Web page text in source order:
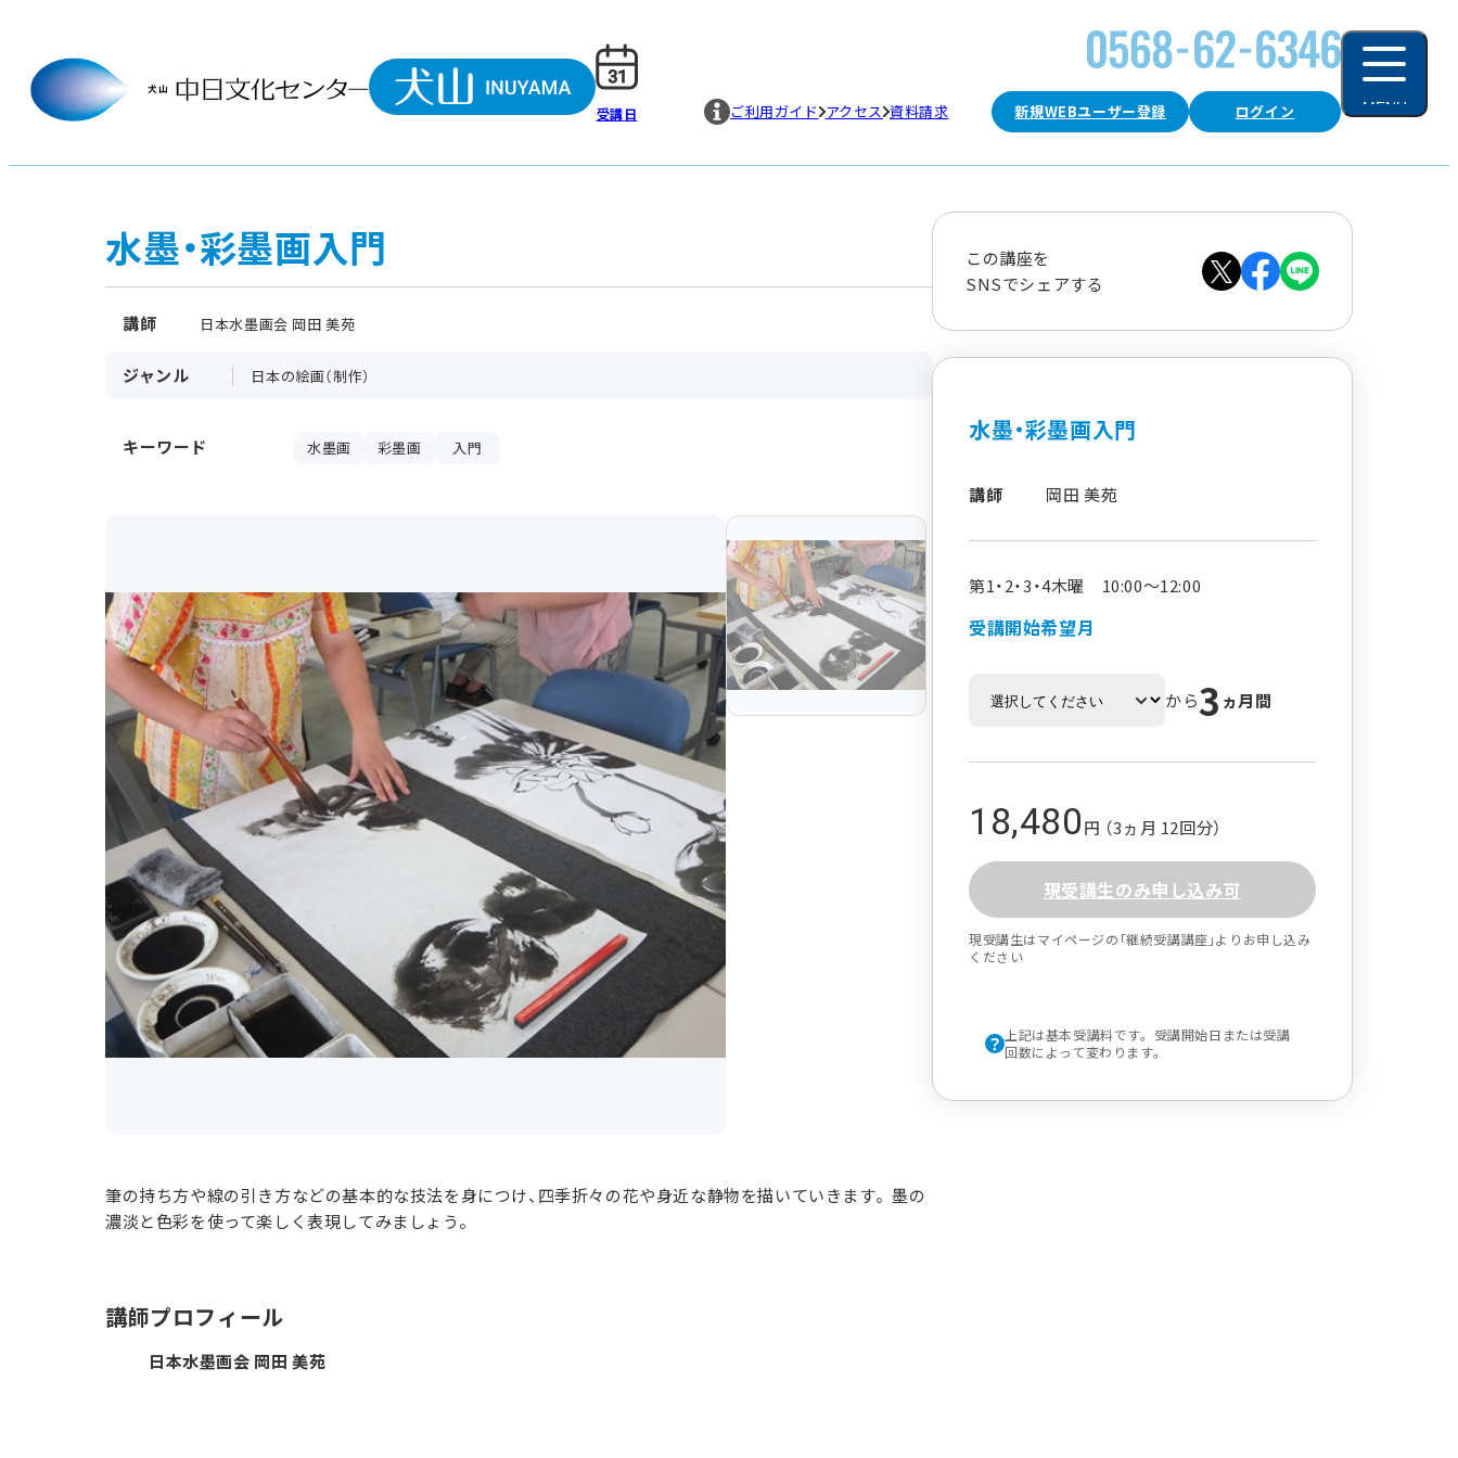
受講日 新規WEBユーザー登録 ログイン
ご利用ガイド アクセス 資料請求 MENU
水墨・彩墨画入門
講師 日本水墨画会 岡田 美苑
ジャンル 日本の絵画（制作）
キーワード 水墨画 彩墨画 入門
筆の持ち方や線の引き方などの基本的な技法を身につけ、四季折々の花や身近な静物を描いていきます。墨の
濃淡と色彩を使って楽しく表現してみましょう。
講師プロフィール
日本水墨画会 岡田 美苑
この講座を
SNSでシェアする
水墨・彩墨画入門
講師 岡田 美苑
第1・2・3・4木曜 10:00～12:00
受講開始希望月
から3 ヵ月間
18,480円 （3ヵ月 12回分）
現受講生のみ申し込み可
現受講生はマイページの｢継続受講講座｣よりお申し込み
ください
上記は基本受講料です。受講開始日または受講
回数によって変わります。